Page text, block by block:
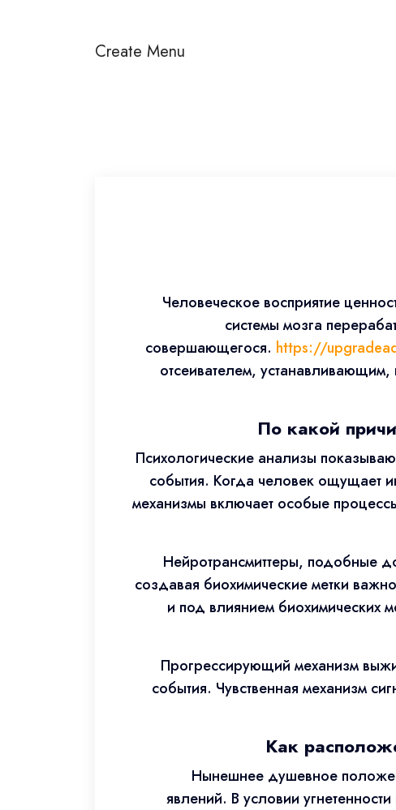
Create Menu
Человеческое восприятие
системы мозга
совершающегося. https://
отсеивателем, устанавливающим,
По какой
Психологические анализы
события. Когда человек ощущает
механизмы включает особые
Нейротрансмиттеры, подобные
создавая биохимические метки
и под влиянием биохимических
Прогрессирующий механизм
события. Чувственная механизм
Как
Нынешнее душевное
явлений. В условии